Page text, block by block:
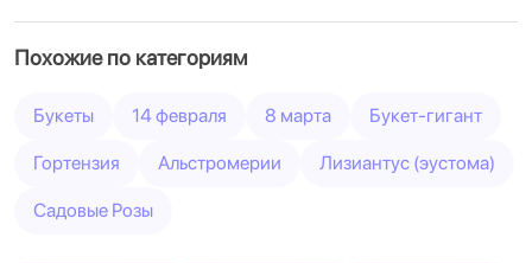
Похожие по категориям
Букеты 14 февраля 8 марта Букет-гигант
Гортензия Альстромерии Лизиантус (эустома)
Садовые Розы